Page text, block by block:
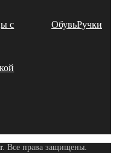
с ОбувьРучки
. Все права защищены.